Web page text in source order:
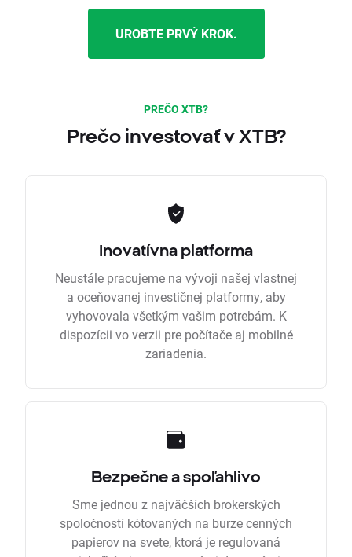
UROBTE PRVÝ KROK.
PREČO XTB?
Prečo investovať v XTB?
Inovatívna platforma
Neustále pracujeme na vývoji našej vlastnej
a oceňovanej investičnej platformy, aby
vyhovovala všetkým vašim potrebám. K
dispozícii vo verzii pre počítače aj mobilné
zariadenia.
Bezpečne a spoľahlivo
Sme jednou z najväčších brokerských
spoločností kótovaných na burze cenných
papierov na svete, ktorá je regulovaná